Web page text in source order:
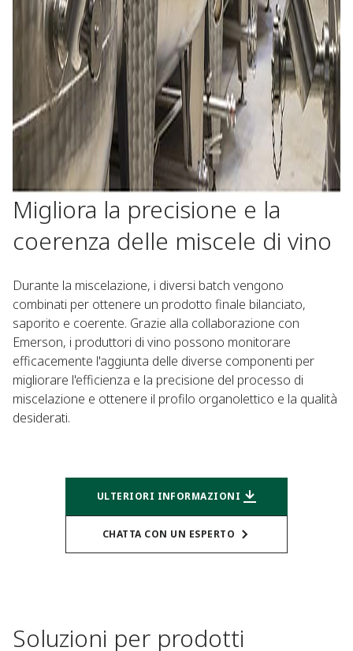
Migliora la precisione e la
coerenza delle miscele di vino
Durante la miscelazione, i diversi batch vengono
combinati per ottenere un prodotto finale bilanciato,
saporito e coerente. Grazie alla collaborazione con
Emerson, i produttori di vino possono monitorare
efficacemente l'aggiunta delle diverse componenti per
migliorare l'efficienza e la precisione del processo di
miscelazione e ottenere il profilo organolettico e la qualità
desiderati.
ULTERIORI INFORMAZIONI
CHATTA CON UN ESPERTO
Soluzioni per prodotti